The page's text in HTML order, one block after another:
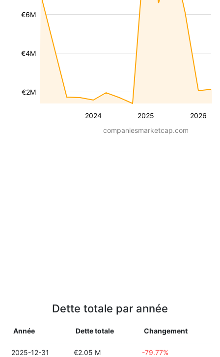
2024 2025 2026
€2M
€4M
€6M
companiesmarketcap.com
Dette totale par année
Année Dette totale Changement
2025-12-31 €2.05 M -79.77%